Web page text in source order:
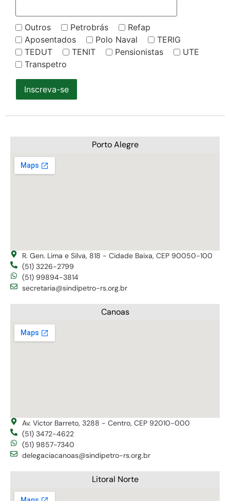
Outros Petrobrás
Refap
Aposentados
Polo Naval
TERIG
TEDUT
TENIT Pensionistas
UTE
Transpetro
Inscreva-se
Porto Alegre
R. Gen. Lima e Silva, 818 - Cidade Baixa, CEP 90050-100
(51) 3226-2799
(51) 99894-3814
secretaria@sindipetro-rs.org.br
Canoas
Av. Victor Barreto, 3288 - Centro, CEP 92010-000
(51) 3472-4622
(51) 9857-7340
delegaciacanoas@sindipetro-rs.org.br
Litoral Norte